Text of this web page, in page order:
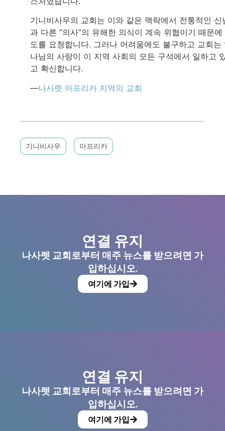
기니비사우의 교회는 이와 같은 맥락에서 전통적인 신
과 다른 “의사”의 유해한 의식이 계속 위협이기 때문에
도를 요청합니다. 그러나 어려움에도 불구하고 교회는
나님의 사랑이 이 지역 사회의 모든 구석에서 일하고
고 확신합니다.
—나사렛 아프리카 지역의 교회
기니비사우 아프리카
연결 유지
나사렛 교회로부터 매주 뉴스를 받으려면 가
입하십시오.
여기에 가입
연결 유지
나사렛 교회로부터 매주 뉴스를 받으려면 가
입하십시오.
여기에 가입